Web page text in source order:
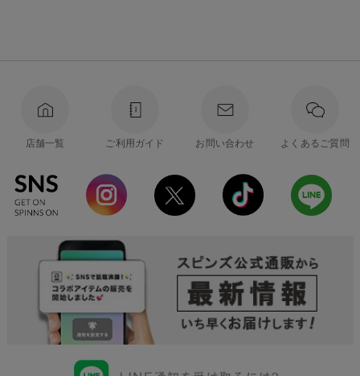
店舗一覧 ご利用ガイド お問い合わせ よくあるご質問